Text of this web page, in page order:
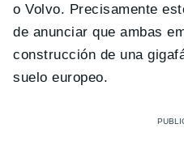
o Volvo. Precisamente
de anunciar que ambas
construcción de una
suelo europeo.